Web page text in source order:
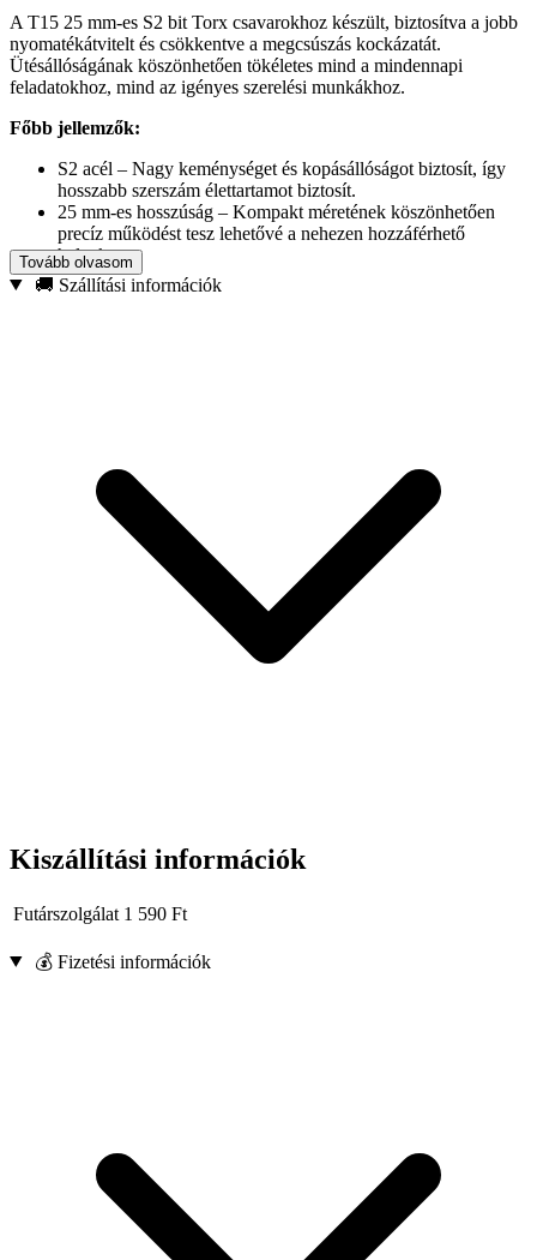
A T15 25 mm-es S2 bit Torx csavarokhoz készült, biztosítva a jobb
nyomatékátvitelt és csökkentve a megcsúszás kockázatát.
Ütésállóságának köszönhetően tökéletes mind a mindennapi
feladatokhoz, mind az igényes szerelési munkákhoz.
Főbb jellemzők:
S2 acél – Nagy keménységet és kopásállóságot biztosít, így
hosszabb szerszám élettartamot biztosít.
25 mm-es hosszúság – Kompakt méretének köszönhetően
precíz működést tesz lehetővé a nehezen hozzáférhető
helyeken.
Mágneses hegy – Biztonságosan tartja a csavarokat és
rögzítőelemeket, csökkentve azok leejtésének kockázatát.
Tovább olvasom
🚚 Szállítási információk
Kiszállítási információk
Futárszolgálat 1 590 Ft
💰 Fizetési információk